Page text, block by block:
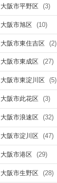
大阪市平野区 (3)
大阪市旭区 (10)
大阪市東住吉区 (2)
大阪市東成区 (27)
大阪市東淀川区 (5)
大阪市此花区 (3)
大阪市浪速区 (32)
大阪市淀川区 (47)
大阪市港区 (29)
大阪市生野区 (28)